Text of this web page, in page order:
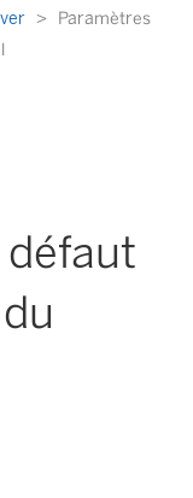
Paramètres